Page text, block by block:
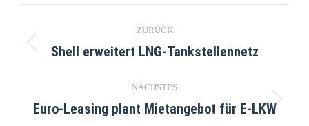
ZURÜCK
Shell erweitert LNG-Tankstellennetz
NÄCHSTES
Euro-Leasing plant Mietangebot für E-LKW